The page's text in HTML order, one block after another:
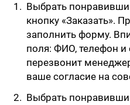
Выбрать
кнопку «Заказать».
заполнить форму.
поля: ФИО, телефон и
перезвонит
ваше согласие на
Выбрать